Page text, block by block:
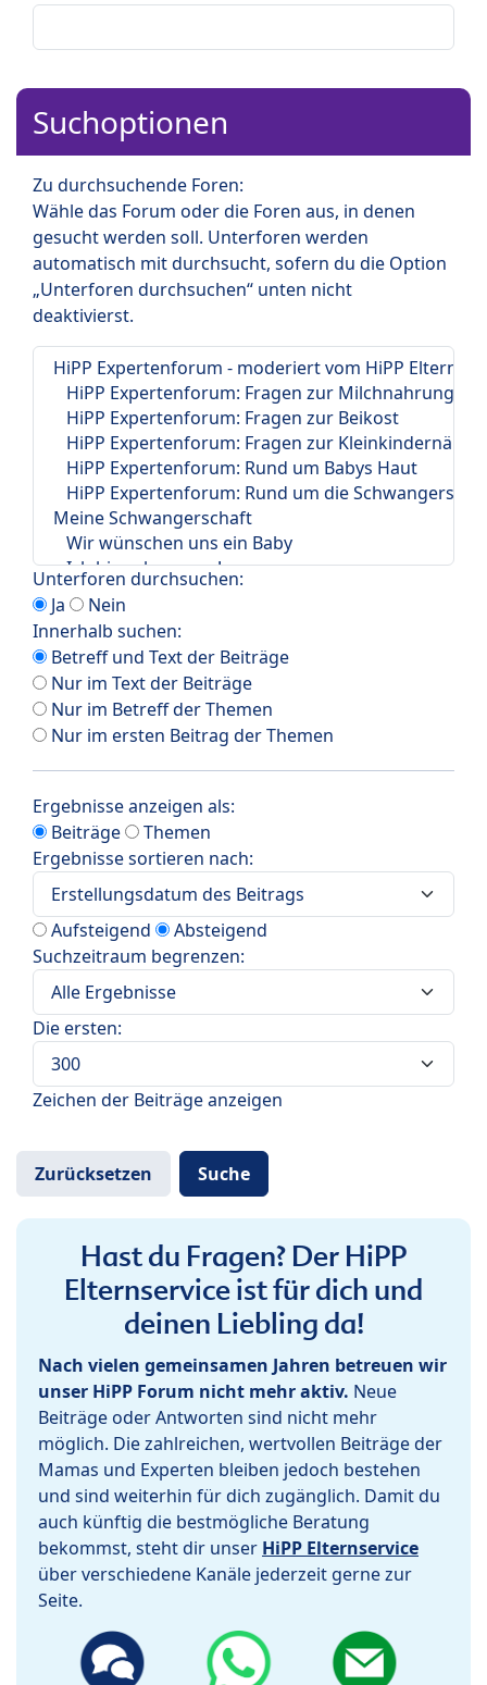
Suchoptionen
Zu durchsuchende Foren:
Wähle das Forum oder die Foren aus, in denen
gesucht werden soll. Unterforen werden
automatisch mit durchsucht, sofern du die Option
„Unterforen durchsuchen“ unten nicht
deaktivierst.
Unterforen durchsuchen:
Ja
Nein
Innerhalb suchen:
Betreff und Text der Beiträge
Nur im Text der Beiträge
Nur im Betreff der Themen
Nur im ersten Beitrag der Themen
Ergebnisse anzeigen als:
Beiträge
Themen
Ergebnisse sortieren nach:
Aufsteigend
Absteigend
Suchzeitraum begrenzen:
Die ersten:
Zeichen der Beiträge anzeigen
Hast du Fragen? Der HiPP
Elternservice ist für dich und
deinen Liebling da!
Nach vielen gemeinsamen Jahren betreuen wir
unser HiPP Forum nicht mehr aktiv. Neue
Beiträge oder Antworten sind nicht mehr
möglich. Die zahlreichen, wertvollen Beiträge der
Mamas und Experten bleiben jedoch bestehen
und sind weiterhin für dich zugänglich. Damit du
auch künftig die bestmögliche Beratung
bekommst, steht dir unser HiPP Elternservice
über verschiedene Kanäle jederzeit gerne zur
Seite.